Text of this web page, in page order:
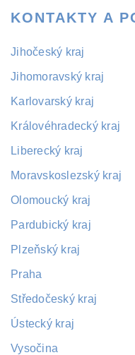
KONTAKTY A
Jihočeský kraj
Jihomoravský kraj
Karlovarský kraj
Královéhradecký kraj
Liberecký kraj
Moravskoslezský kraj
Olomoucký kraj
Pardubický kraj
Plzeňský kraj
Praha
Středočeský kraj
Ústecký kraj
Vysočina